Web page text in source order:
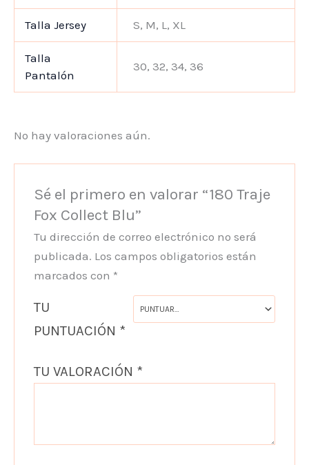
Talla Jersey S, M, L, XL
Talla
Pantalón
30, 32, 34, 36
No hay valoraciones aún.
Sé el primero en valorar “180 Traje
Fox Collect Blu”
Tu dirección de correo electrónico no será
publicada. Los campos obligatorios están
marcados con *
TU
PUNTUACIÓN *
TU VALORACIÓN *